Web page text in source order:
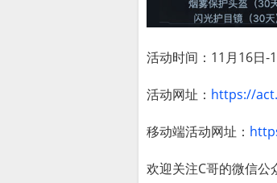
活动时间：11月16日-
活动网址： https://
移动端活动网址：
欢迎关注C哥的微信公